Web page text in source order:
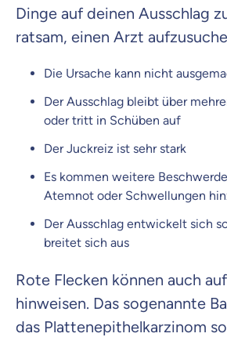
Dinge auf deinen Ausschlag
ratsam, einen Arzt
Die Ursache kann nicht
Der Ausschlag bleibt über
oder tritt in Schüben auf
Der Juckreiz ist sehr stark
Es kommen weitere
Atemnot oder Schwellungen
Der Ausschlag entwickelt sich
breitet sich aus
Rote Flecken können auch
hinweisen. Das sogenannte
das Plattenepithelkarzinom